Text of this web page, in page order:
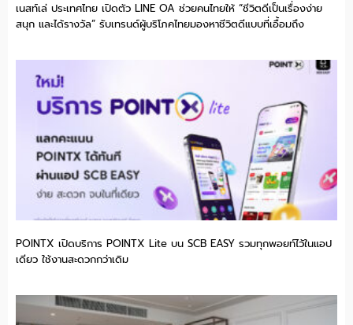
เนสท์เล่ ประเทศไทย เปิดตัว LINE OA ช่วยคนไทยให้ “ชีวิตดีเป็นเรื่องง่าย
สนุก และได้รางวัล” รับเทรนด์ผู้บริโภคไทยมองหาชีวิตดีแบบที่เอื้อมถึง
POINTX เปิดบริการ POINTX Lite บน SCB EASY รวมทุกพอยท์ไว้ในแอป
เดียว ใช้งานสะดวกกว่าเดิม